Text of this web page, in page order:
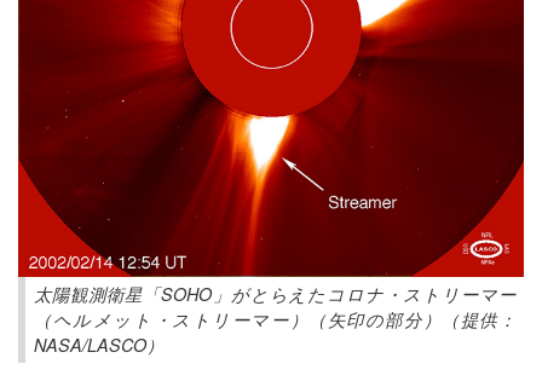
太陽観測衛星「SOHO」がとらえたコロナ・ストリーマー
（ヘルメット・ストリーマー）（矢印の部分）（提供：
NASA/LASCO）